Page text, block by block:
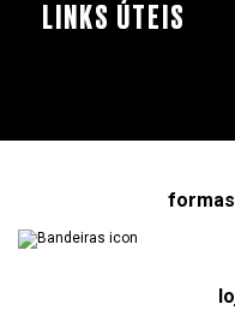
LINKS ÚTEIS